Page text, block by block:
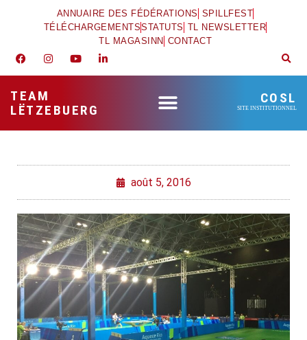
ANNUAIRE DES FÉDÉRATIONS SPILLFEST
TÉLÉCHARGEMENTSSTATUTS TL NEWSLETTER
TL MAGASINN CONTACT
TEAM
LËTZEBUERG
COSL
SITE INSTITUTIONNEL
août 5, 2016